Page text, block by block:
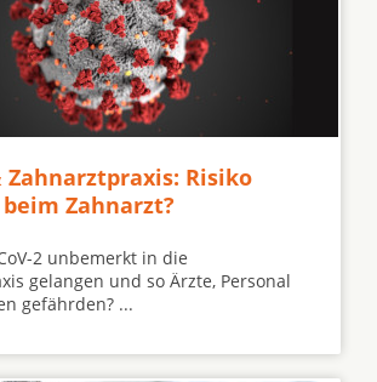
Zahnarztpraxis: Risiko
Zahnarzt?
2 unbemerkt in die
gelangen und so Ärzte, Personal
gefährden? ...